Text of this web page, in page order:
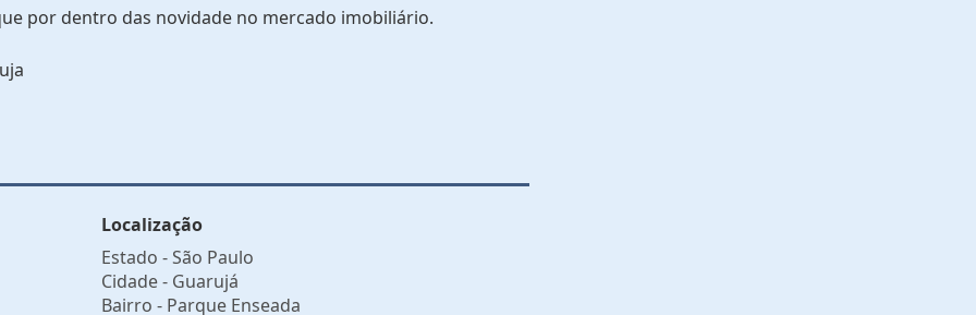
por dentro das novidade no mercado imobiliário.
Localização
Estado -São Paulo
Cidade - Guarujá
Bairro - Parque Enseada